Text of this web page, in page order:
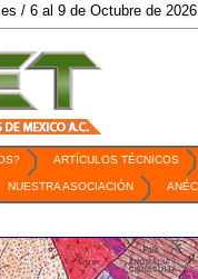
de Octubre de 2026 / San
ARTÍCULOS TÉCNICOS
NUESTRA ASOCIACIÓN